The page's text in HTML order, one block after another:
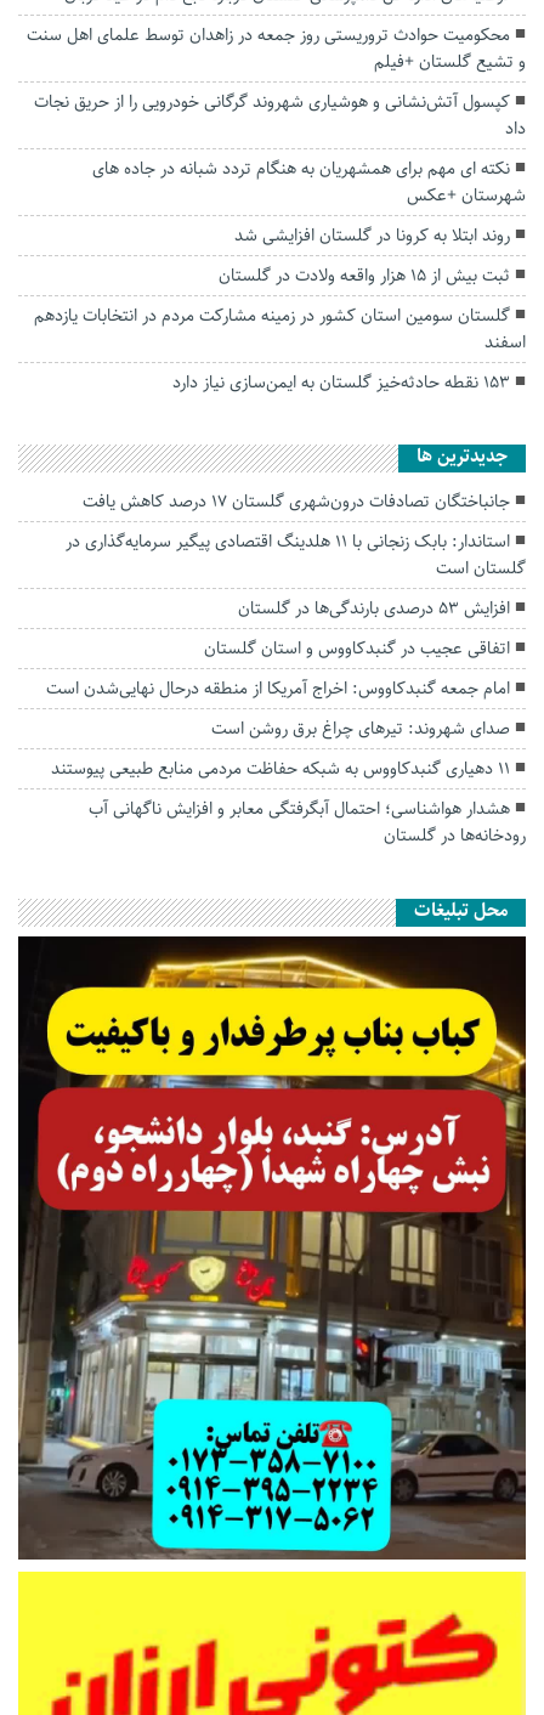
محکومیت حوادث تروریستی روز جمعه در زاهدان توسط علمای اهل سنت
و تشیع گلستان +فیلم
کپسول آتش‌نشانی و هوشیاری شهروند گرگانی خودرویی را از حریق نجات
داد
نکته ای مهم برای همشهریان به هنگام تردد شبانه در جاده های
شهرستان +عکس
روند ابتلا به کرونا در گلستان افزایشی شد
ثبت بیش از ۱۵ هزار واقعه ولادت در گلستان
گلستان سومین استان کشور در زمینه مشارکت مردم در انتخابات یازدهم
اسفند
۱۵۳ نقطه حادثه‌خیز گلستان به ایمن‌سازی نیاز دارد
جديدترين ها
جانباختگان تصادفات درون‌شهری گلستان ۱۷ درصد کاهش یافت
استاندار: بابک زنجانی با ۱۱ هلدینگ اقتصادی پیگیر سرمایه‌گذاری در
گلستان است
افزایش ۵۳ درصدی بارندگی‌ها در گلستان
اتفاقی عجیب در‌ گنبدکاووس و استان گلستان
امام جمعه گنبدکاووس: اخراج آمریکا از منطقه درحال نهایی‌شدن است
صدای شهروند: تیرهای چراغ برق روشن است
۱۱ دهیاری گنبدکاووس به شبکه حفاظت مردمی منابع طبیعی پیوستند
هشدار هواشناسی؛ احتمال آبگرفتگی معابر و افزایش ناگهانی آب
رودخانه‌ها در گلستان
محل تبلیغات